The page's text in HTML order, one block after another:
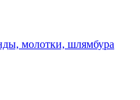
молотки, шлямбура